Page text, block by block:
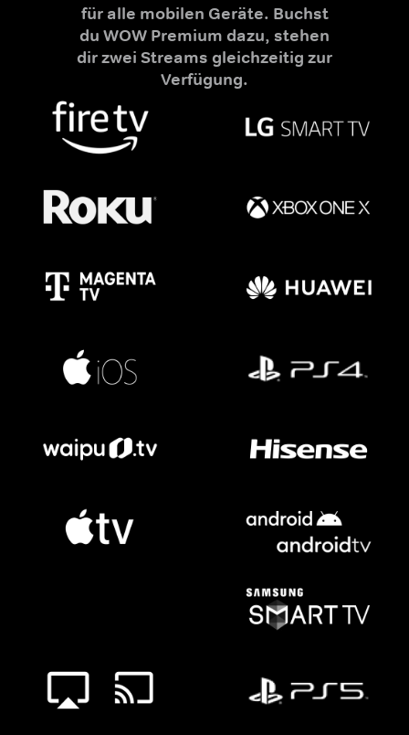
für alle mobilen Geräte. Buchst
du WOW Premium dazu, stehen
dir zwei Streams gleichzeitig zur
Verfügung.